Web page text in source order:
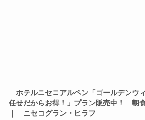
ホテルニセコアルペン「ゴールデンウ
任せだからお得！」プラン販売中！ 朝
｜ ニセコグラン・ヒラフ